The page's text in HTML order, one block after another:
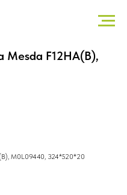
Mesda F12HA(B),
M0L09440, 324*520*20